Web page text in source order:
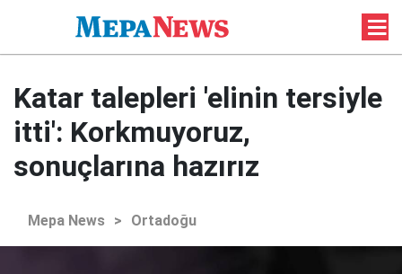
Katar talepleri 'elinin tersiyle
itti': Korkmuyoruz,
sonuçlarına hazırız
Mepa News > Ortadoğu